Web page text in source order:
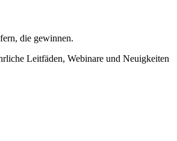
die gewinnen.
Leitfäden, Webinare und Neuigkeiten